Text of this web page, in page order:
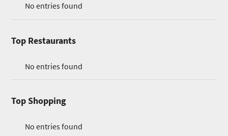
No entries found
Top Restaurants
No entries found
Top Shopping
No entries found